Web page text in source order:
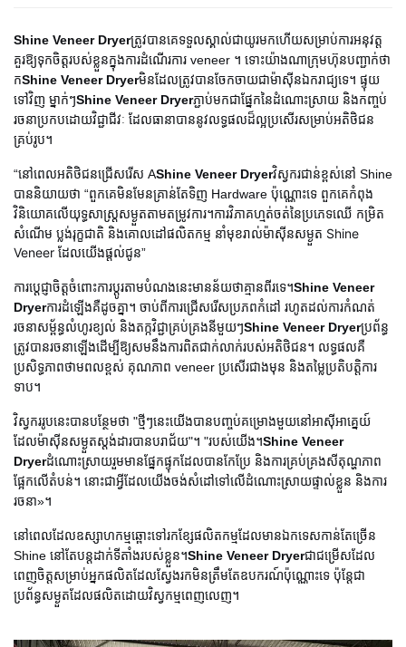
Shine Veneer Dryerត្រូវ​បាន​គេ​ទទួល​ស្គាល់​ជា​យូរ​មក​ហើយ​សម្រាប់​ការ​អនុវត្ត​
គួរ​ឱ្យ​ទុក​ចិត្ត​របស់​ខ្លួន​ក្នុង​ការ​ដំណើរ​ការ veneer ។ ទោះ​យ៉ាង​ណា​ក្រុមហ៊ុន​បញ្ជាក់​ថា
កShine Veneer Dryerមិនដែលត្រូវបានចែកចាយជាម៉ាស៊ីនឯករាជ្យទេ។ ផ្ទុយ
ទៅវិញ ម្នាក់ៗShine Veneer Dryerភ្ជាប់មកជាផ្នែកនៃដំណោះស្រាយ និងកញ្ចប់
រចនាប្រកបដោយវិជ្ជាជីវៈ ដែលធានាបាននូវលទ្ធផលដ៏ល្អប្រសើរសម្រាប់អតិថិជន
គ្រប់រូប។
“នៅពេលអតិថិជនជ្រើសរើស AShine Veneer Dryerវិស្វករជាន់ខ្ពស់នៅ Shine
បាននិយាយថា “ពួកគេមិនមែនគ្រាន់តែទិញ Hardware ប៉ុណ្ណោះទេ ពួកគេកំពុង
វិនិយោគលើយុទ្ធសាស្ត្រសម្ងួតតាមតម្រូវការ។ការវិភាគហ្មត់ចត់នៃប្រភេទឈើ កម្រិត
សំណើម ប្លង់រុក្ខជាតិ និងគោលដៅផលិតកម្ម នាំមុខរាល់ម៉ាស៊ីនសម្ងួត Shine
Veneer ដែលយើងផ្តល់ជូន”
ការប្តេជ្ញាចិត្តចំពោះការប្ដូរតាមបំណងនេះមានន័យថាគ្មានពីរទេ។Shine Veneer
Dryerការដំឡើងគឺដូចគ្នា។ ចាប់ពីការជ្រើសរើសប្រភពកំដៅ រហូតដល់ការកំណត់
រចនាសម្ព័ន្ធលំហូរខ្យល់ និងតក្កវិជ្ជាគ្រប់គ្រងនីមួយៗShine Veneer Dryerប្រព័ន្ធ
ត្រូវបានរចនាឡើងដើម្បីឱ្យសមនឹងការពិតជាក់លាក់របស់អតិថិជន។ លទ្ធផលគឺ
ប្រសិទ្ធភាពថាមពលខ្ពស់ គុណភាព veneer ប្រសើរជាងមុន និងតម្លៃប្រតិបត្តិការ
ទាប។
វិស្វកររូបនេះបានបន្ថែមថា "ថ្មីៗនេះយើងបានបញ្ចប់គម្រោងមួយនៅអាស៊ីអាគ្នេយ៍
ដែលម៉ាស៊ីនសម្ងួតស្តង់ដារបានបរាជ័យ"។ "របស់យើង។Shine Veneer
Dryerដំណោះស្រាយរួមមានផ្នែកផ្ទុកដែលបានកែប្រែ និងការគ្រប់គ្រងសីតុណ្ហភាព
ផ្អែកលើតំបន់។ នោះ​ជា​អ្វី​ដែល​យើង​ចង់​សំដៅ​ទៅ​លើ​ដំណោះស្រាយ​ផ្ទាល់​ខ្លួន និង​ការ​
រចនា»។
នៅពេលដែលឧស្សាហកម្មឆ្ពោះទៅរកខ្សែផលិតកម្មដែលមានឯកទេសកាន់តែច្រើន
Shine នៅតែបន្តដាក់ទីតាំងរបស់ខ្លួន។Shine Veneer Dryerជាជម្រើសដែល
ពេញចិត្តសម្រាប់អ្នកផលិតដែលស្វែងរកមិនត្រឹមតែឧបករណ៍ប៉ុណ្ណោះទេ ប៉ុន្តែជា
ប្រព័ន្ធសម្ងួតដែលផលិតដោយវិស្វកម្មពេញលេញ។